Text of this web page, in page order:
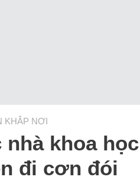
KHẮP NƠI
nhà khoa
đi cơn đói